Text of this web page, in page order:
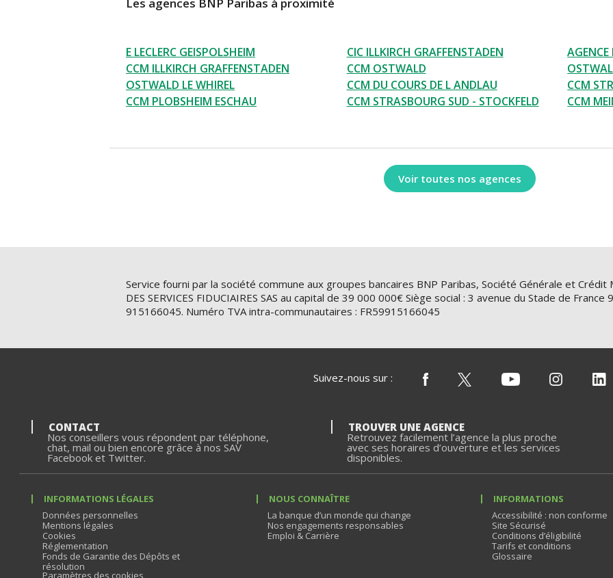
E LECLERC GEISPOLSHEIM CIC ILLKIRCH GRAFFENSTADEN
AGENCE
CCM ILLKIRCH GRAFFENSTADEN
CCM OSTWALD
OSTWALD LE WHIREL
CCM DU COURS DE L ANDLAU
CCM
CCM PLOBSHEIM ESCHAU
CCM STRASBOURG SUD - STOCKFELD CCM
Voir toutes nos agences
Service fourni par la société commune aux groupes bancaires BNP Paribas, Société Générale et Crédit
DES SERVICES FIDUCIAIRES SAS au capital de 39 000 000€ Siège social : 3 avenue du Stade de France
915166045. Numéro TVA intra-communautaires : FR59915166045
Suivez-nous sur :
CONTACT
Nos conseillers vous répondent par téléphone,
chat, mail ou bien encore grâce à nos SAV
Facebook et Twitter.
TROUVER UNE AGENCE
Retrouvez facilement l’agence la plus proche
avec ses horaires d’ouverture et les services
disponibles.
INFORMATIONS LÉGALES
Données personnelles
Mentions légales
Cookies
Réglementation
Fonds de Garantie des Dépôts et
résolution
Paramètres des cookies
NOUS CONNAÎTRE
La banque d’un monde qui change
Nos engagements responsables
Emploi & Carrière
INFORMATIONS
Accessibilité : non conforme
Site Sécurisé
Conditions d’éligibilité
Tarifs et conditions
Glossaire